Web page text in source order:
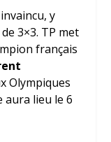
y
3×3. TP met
français
Olympiques
aura lieu le 6